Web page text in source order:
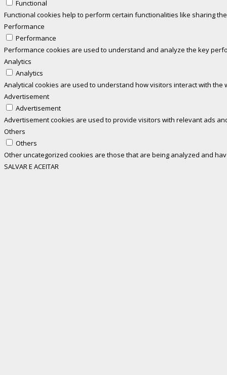
Functional
Functional cookies help to perform certain functionalities like sharing
Performance
Performance
Performance cookies are used to understand and analyze the key
Analytics
Analytics
Analytical cookies are used to understand how visitors interact with
Advertisement
Advertisement
Advertisement cookies are used to provide visitors with relevant ads
Others
Others
Other uncategorized cookies are those that are being analyzed and
SALVAR E ACEITAR